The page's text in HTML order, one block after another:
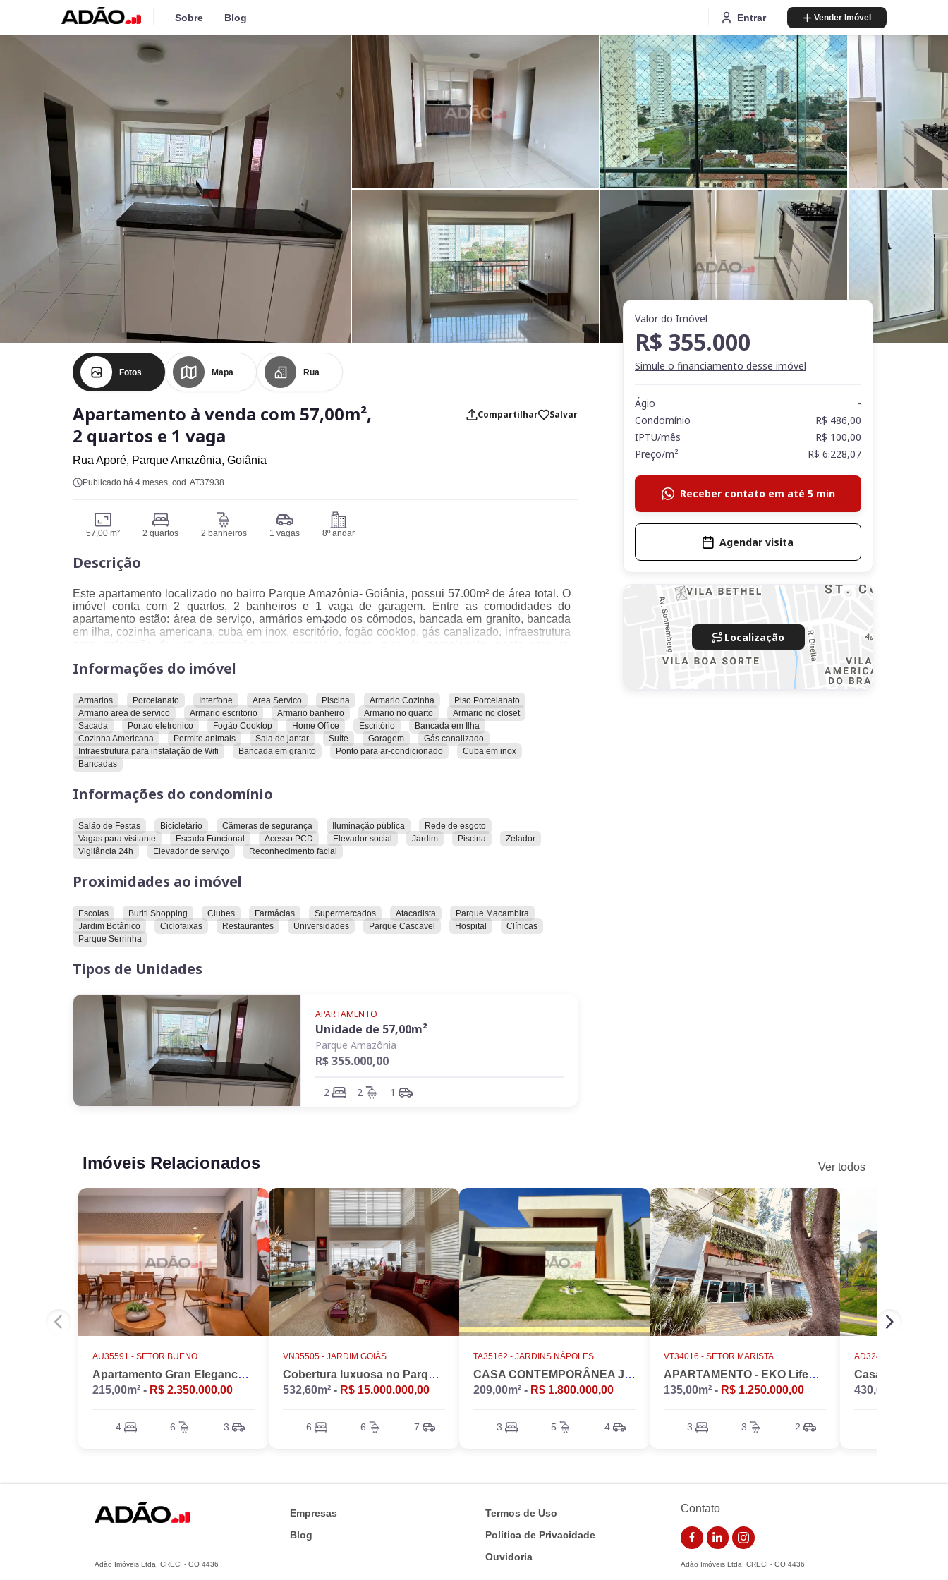
Sobre Blog Entrar Vender Imóvel
Fotos Mapa Rua
Apartamento à venda com 57,00m²,
2 quartos e 1 vaga
Compartilhar Salvar
Rua Aporé, Parque Amazônia, Goiânia
Publicado há 4 meses, cod. AT37938
57,00 m² 2 quartos 2 banheiros 1 vagas 8º andar
Descrição
Este apartamento localizado no bairro Parque Amazônia- Goiânia, possui 57.00m² de área total. O
imóvel conta com 2 quartos, 2 banheiros e 1 vaga de garagem. Entre as comodidades do
apartamento estão: área de serviço, armários em todo os cômodos, bancada em granito, bancada
em ilha, cozinha americana, cuba em inox, escritório, fogão cooktop, gás canalizado, infraestrutura
para instalação de wifi, permissão para animais, piscina, piso de porcelanato, ponto para ar-
elevador social, escada funcional, iluminação pública, jardim, piscina, reconhecimento facial, rede
de esgoto, salão de festas, vagas para visitantes, vigilância 24h e zelador.
Está localizado próximo a um atacadista, ao Buriti Shopping, ciclofaixas, clínicas, clubes, escolas,
farmácias, hospital, Jardim Botânico, Parque Cascavel, Parque Macambira, Parque Serrinha,
restaurantes, supermercados e universidades.
Informações do imóvel
Armarios Porcelanato Interfone Area Servico Piscina Armario Cozinha
Piso Porcelanato
Armario area de servico
Armario escritorio Armario banheiro Armario no quarto
Armario no closet
Sacada
Portao eletronico Fogão Cooktop Home Office Escritório
Bancada em Ilha
Cozinha Americana
Permite animais Sala de jantar Suíte Garagem
Gás canalizado
Infraestrutura para instalação de Wifi
Bancada em granito Ponto para ar-condicionado
Cuba em inox
Bancadas
Informações do condomínio
Salão de Festas Bicicletário Câmeras de segurança Iluminação pública
Rede de esgoto
Vagas para visitante
Escada Funcional Acesso PCD Elevador social Jardim Piscina
Zelador
Vigilância 24h
Elevador de serviço Reconhecimento facial
Proximidades ao imóvel
Escolas Buriti Shopping Clubes Farmácias Supermercados Atacadista
Parque Macambira
Jardim Botânico
Ciclofaixas Restaurantes Universidades Parque Cascavel Hospital
Clínicas
Parque Serrinha
Tipos de Unidades
APARTAMENTO
Unidade de 57,00m²
Parque Amazônia
R$ 355.000,00
2 2 1
Valor do Imóvel
R$ 355.000
Simule o financiamento desse imóvel
Ágio
-
Condomínio
R$ 486,00
IPTU/mês
R$ 100,00
Preço/m²
R$ 6.228,07
Receber contato em até 5 min
Agendar visita
Localização
Imóveis Relacionados Ver todos
AU35591 - SETOR BUENO
Apartamento Gran Elegance - 4 suites + Home Office
215,00m² - R$ 2.350.000,00
4 6 3
VN35505 - JARDIM GOIÁS
Cobertura luxuosa no Parque Flamboyant, Jardim Goiás. Duplex, 533m2, 4 suítes, Piscina, 7 vagas, nascente.
532,60m² - R$ 15.000.000,00
6 6 7
TA35162 - JARDINS NÁPOLES
CASA CONTEMPORÂNEA JARDINS NÁPOLES
209,00m² - R$ 1.800.000,00
3 5 4
VT34016 - SETOR MARISTA
APARTAMENTO - EKO LifeStyle
135,00m² - R$ 1.250.000,00
3 3 2
AD32486 -
430,00m² -
Adão Imóveis Ltda. CRECI - GO 4436
Empresas
Blog
Termos de Uso
Política de Privacidade
Ouvidoria
Contato
Adão Imóveis Ltda. CRECI - GO 4436